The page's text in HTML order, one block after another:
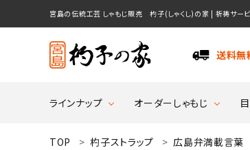
宮島の伝統工芸 しゃもじ販売 杓子(しゃくし)の家 | 祈祷サービ
送料無
ラインナップ オーダーしゃもじ
送料無料
TOP 杓子ストラップ 広島弁満載言葉